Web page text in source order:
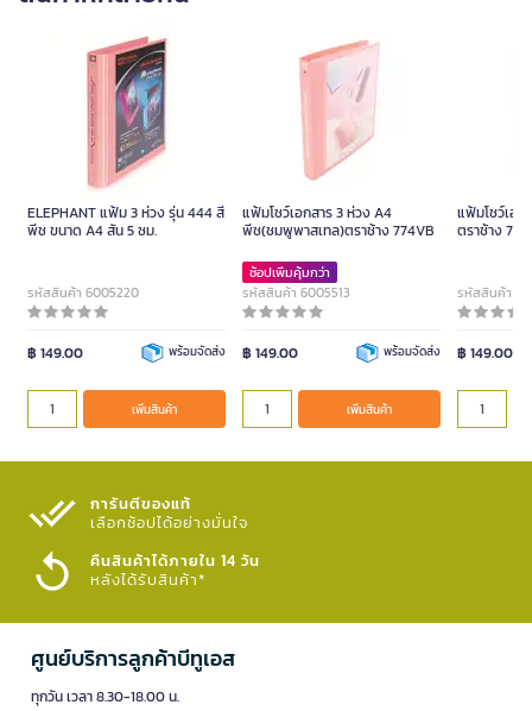
ELEPHANT แฟ้ม 3 ห่วง รุ่น 444 สี
พีช ขนาด A4 สัน 5 ซม.
รหัสสินค้า 6005220
฿ 149.00 พร้อมจัดส่ง
เพิ่มสินค้า
แฟ้มโชว์เอกสาร 3 ห่วง A4
พีช(ชมพูพาสเทล)ตราช้าง 774VB
ช้อปเพิ่มคุ้มกว่า
รหัสสินค้า 6005513
฿ 149.00 พร้อมจัดส่ง
เพิ่มสินค้า
แฟ้มโชว์เอก
ตราช้าง
รหัสสินค้า
฿ 149.00
การันตีของแท้
เลือกช้อปได้อย่างมั่นใจ​
คืนสินค้าได้ภายใน 14 วัน
หลังได้รับสินค้า*
ศูนย์บริการลูกค้าบีทูเอส
ทุกวัน เวลา 8.30-18.00 น.